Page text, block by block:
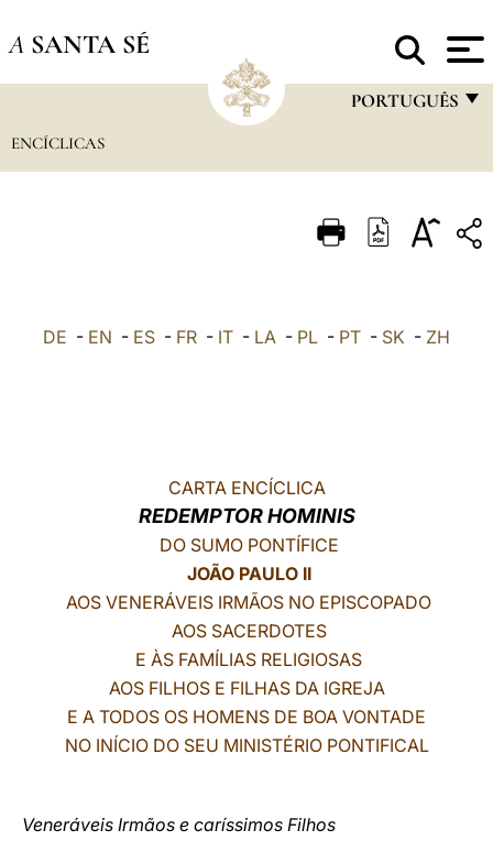
A SANTA SÉ
PORTUGUÊS
ITALIANO
LATINE
ENCÍCLICAS
DE - EN - ES - FR - IT - LA - PL - PT - SK - ZH
CARTA ENCÍCLICA
REDEMPTOR HOMINIS
DO SUMO PONTÍFICE
JOÃO PAULO II
AOS VENERÁVEIS IRMÃOS NO EPISCOPADO
AOS SACERDOTES
E ÀS FAMÍLIAS RELIGIOSAS
AOS FILHOS E FILHAS DA IGREJA
E A TODOS OS HOMENS DE BOA VONTADE
NO INÍCIO DO SEU MINISTÉRIO PONTIFICAL
Veneráveis Irmãos e caríssimos Filhos